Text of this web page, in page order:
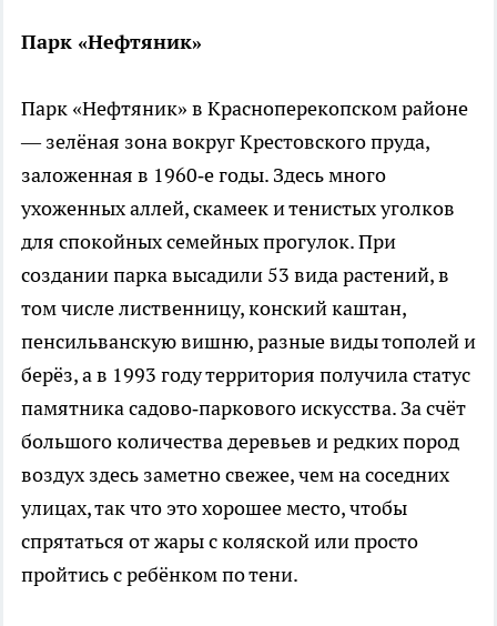
Парк «Нефтяник»
Парк «Нефтяник» в Красноперекопском районе
— зелёная зона вокруг Крестовского пруда,
заложенная в 1960‑е годы. Здесь много
ухоженных аллей, скамеек и тенистых уголков
для спокойных семейных прогулок. При
создании парка высадили 53 вида растений, в
том числе лиственницу, конский каштан,
пенсильванскую вишню, разные виды тополей и
берёз, а в 1993 году территория получила статус
памятника садово‑паркового искусства. За счёт
большого количества деревьев и редких пород
воздух здесь заметно свежее, чем на соседних
улицах, так что это хорошее место, чтобы
спрятаться от жары с коляской или просто
пройтись с ребёнком по тени.